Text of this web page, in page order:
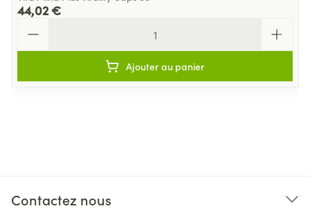
44,02 €
Ajouter au panier
Contactez nous